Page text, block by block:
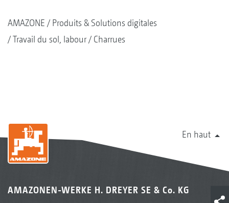
AMAZONE
Produits & Solutions digitales
Travail du sol, labour
Charrues
En haut
AMAZONEN-WERKE H. DREYER SE & Co. KG